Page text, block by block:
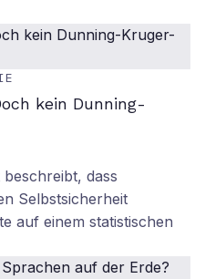
kein Dunning-
dass
Selbstsicherheit
auf einem statistischen